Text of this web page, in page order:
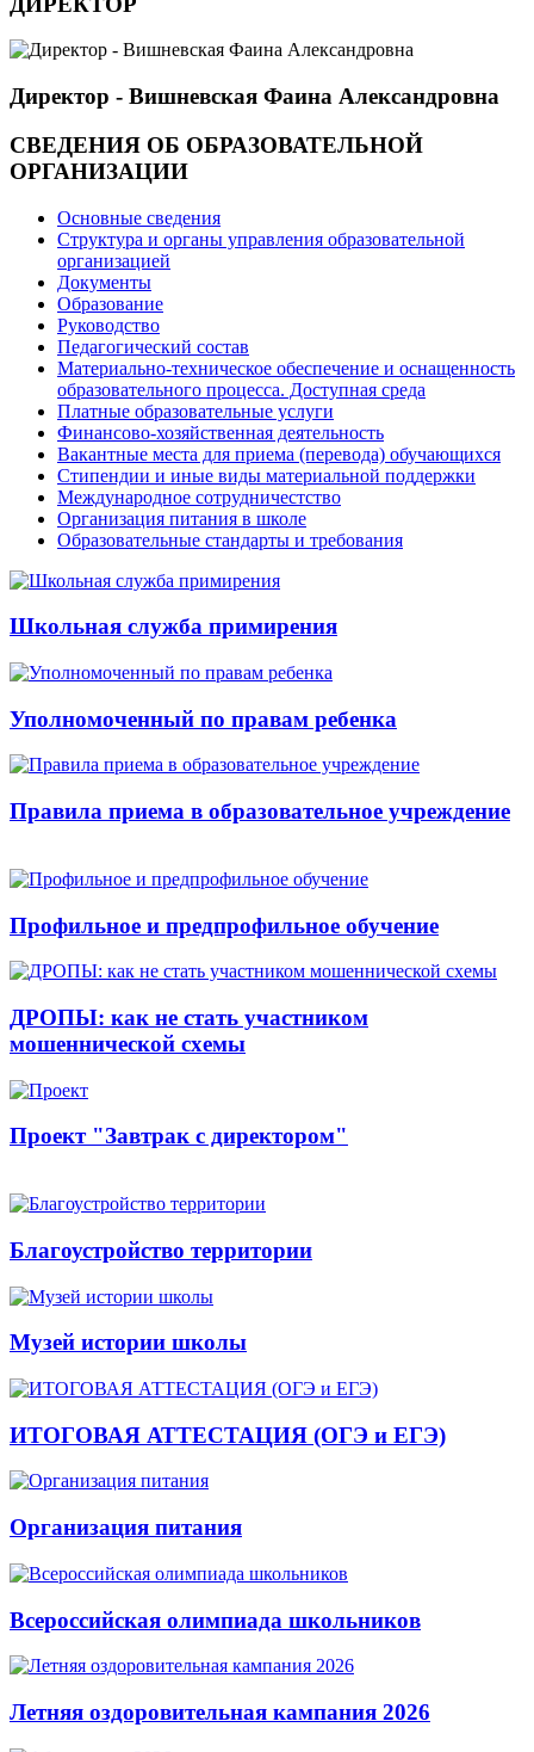
Директор - Вишневская Фаина Александровна
СВЕДЕНИЯ ОБ ОБРАЗОВАТЕЛЬНОЙ
ОРГАНИЗАЦИИ
Основные сведения
Структура и органы управления образовательной
организацией
Документы
Образование
Руководство
Педагогический состав
Материально-техническое обеспечение и оснащенность
образовательного процесса. Доступная среда
Платные образовательные услуги
Финансово-хозяйственная деятельность
Вакантные места для приема (перевода) обучающихся
Стипендии и иные виды материальной поддержки
Международное сотрудничестство
Организация питания в школе
Образовательные стандарты и требования
Школьная служба примирения
Уполномоченный по правам ребенка
Правила приема в образовательное учреждение
Профильное и предпрофильное обучение
ДРОПЫ: как не стать участником
мошеннической схемы
Проект "Завтрак с директором"
Благоустройство территории
Музей истории школы
ИТОГОВАЯ АТТЕСТАЦИЯ (ОГЭ и ЕГЭ)
Организация питания
Всероссийская олимпиада школьников
Летняя оздоровительная кампания 2026